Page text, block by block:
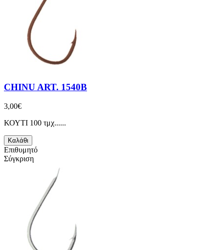
CHINU ART. 1540B
3,00€
ΚΟΥΤΙ 100 τμχ......
Καλάθι
Επιθυμητό
Σύγκριση